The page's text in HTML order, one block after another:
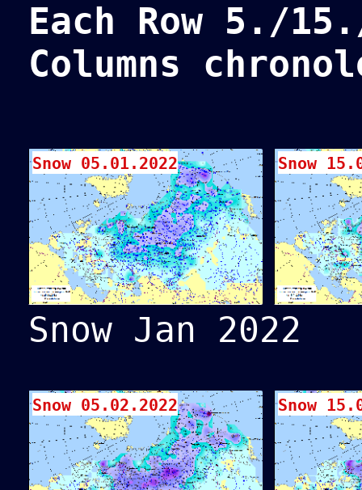
Each Row 5./
Columns
Snow 05.01.2022 Snow
Snow Jan 2022
Snow 05.02.2022 Snow